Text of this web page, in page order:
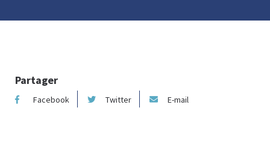
Partager
Facebook Twitter E-mail